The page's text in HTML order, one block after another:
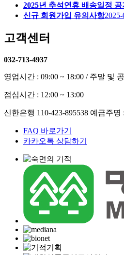
2025년 추석연휴 배송일정 공
신규 회원가입 유의사항
고객센터
032-713-4937
영업시간 : 09:00 ~ 18:00 / 주말 및
점심시간 : 12:00 ~ 13:00
신한은행 110-423-895538 예금주
FAQ 바로가기
카카오톡 상담하기